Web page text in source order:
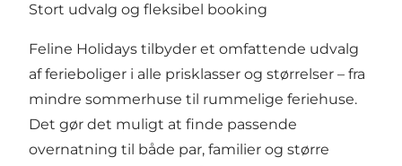
Stort udvalg og fleksibel booking
Feline Holidays tilbyder et omfattende udvalg
af ferieboliger i alle prisklasser og størrelser – fra
mindre sommerhuse til rummelige feriehuse.
Det gør det muligt at finde passende
overnatning til både par, familier og større